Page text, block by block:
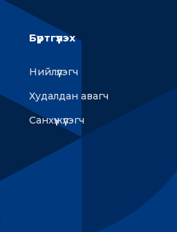
Бүртгүүлэх
Нийлүүлэгч
Худалдан авагч
Санхүүжүүлэгч